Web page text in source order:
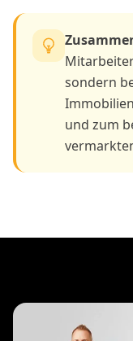
sondern
und zum